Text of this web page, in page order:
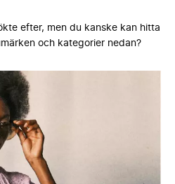
efter, men du kanske kan hitta
och kategorier nedan?